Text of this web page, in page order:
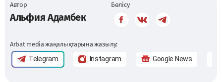
Автор
Альфия Адамбек
Бөлісу
Arbat media жаңалықтарына жазылу:
Telegram Instagram Google News